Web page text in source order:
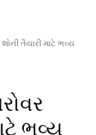
તૈયારી માટે ભવ્ય
ભવ્ય